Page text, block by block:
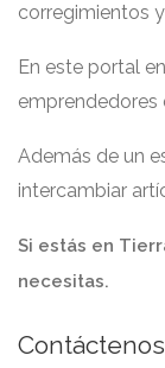
corregimientos
En este portal
emprendedores
Además de un
intercambiar
Si estás en
necesitas.
Contáctenos